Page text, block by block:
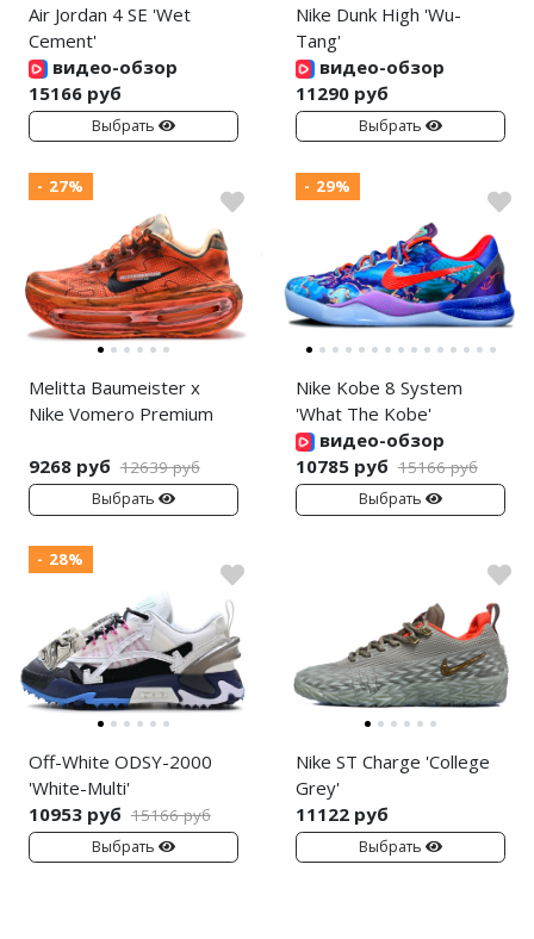
Air Jordan 4 SE 'Wet
Cement'
видео-обзор
15166 руб
Выбрать
Nike Dunk High 'Wu-
Tang'
видео-обзор
11290 руб
Выбрать
- 27%
Melitta Baumeister x
Nike Vomero Premium
9268 руб 12639 руб
Выбрать
- 29%
Nike Kobe 8 System
'What The Kobe'
видео-обзор
10785 руб 15166 руб
Выбрать
- 28%
Off-White ODSY-2000
'White-Multi'
10953 руб 15166 руб
Выбрать
Nike ST Charge 'College
Grey'
11122 руб
Выбрать